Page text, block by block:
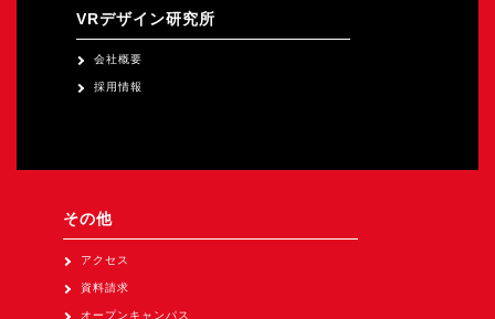
VRデザイン研究所
会社概要
採用情報
その他
アクセス
資料請求
オープンキャンパス